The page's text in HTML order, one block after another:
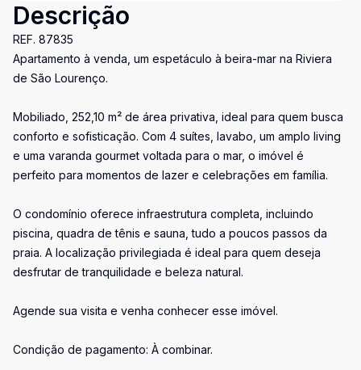
Descrição
REF. 87835
Apartamento à venda, um espetáculo à beira-mar na Riviera
de São Lourenço.
Mobiliado, 252,10 m² de área privativa, ideal para quem busca
conforto e sofisticação. Com 4 suítes, lavabo, um amplo living
e uma varanda gourmet voltada para o mar, o imóvel é
perfeito para momentos de lazer e celebrações em família.
O condomínio oferece infraestrutura completa, incluindo
piscina, quadra de tênis e sauna, tudo a poucos passos da
praia. A localização privilegiada é ideal para quem deseja
desfrutar de tranquilidade e beleza natural.
Agende sua visita e venha conhecer esse imóvel.
Condição de pagamento: À combinar.